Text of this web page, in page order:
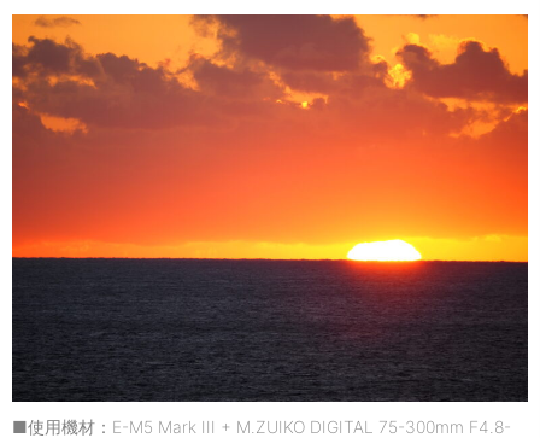
■使用機材：E-M5 Mark III + M.ZUIKO DIGITAL 75-300mm F4.8-